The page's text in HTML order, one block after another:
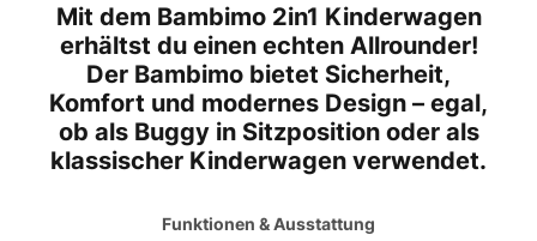
Mit dem Bambimo 2in1 Kinderwagen
erhältst du einen echten Allrounder!
Der Bambimo bietet Sicherheit,
Komfort und modernes Design – egal,
ob als Buggy in Sitzposition oder als
klassischer Kinderwagen verwendet.
Funktionen & Ausstattung